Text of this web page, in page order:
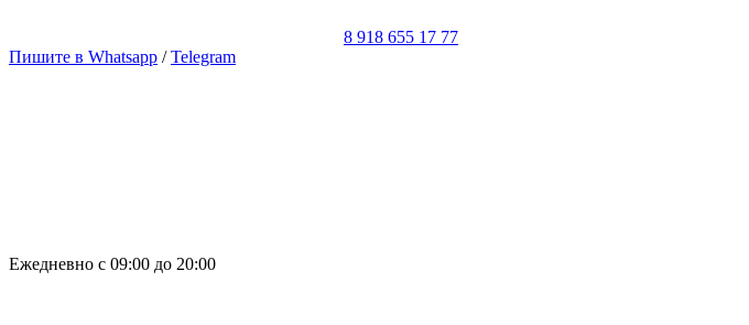
8 918 655 17 77
Пишите в Whatsapp /Telegram
Ежедневно с 09:00 до 20:00